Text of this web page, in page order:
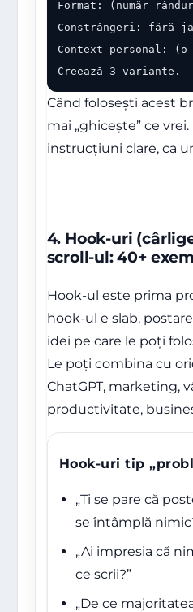
Format: (număr
Constrângeri: fără
Context personal:
Creează 3 variante.
Când folosești acest
mai „ghicește” ce
instrucțiuni clare, ca
4. Hook-uri
scroll-ul: 40+
Hook-ul este prima
hook-ul e slab,
idei pe care le poți
Le poți combina cu
ChatGPT, marketing,
productivitate,
Hook-uri tip
„Ți se pare că
se întâmplă
„Ai impresia că
ce scrii?”
„De ce